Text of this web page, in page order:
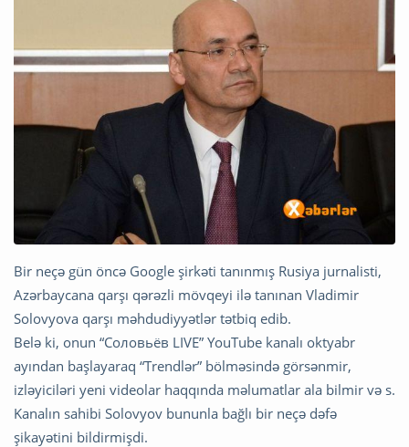
Bir neçə gün öncə Google şirkəti tanınmış Rusiya jurnalisti,
Azərbaycana qarşı qərəzli mövqeyi ilə tanınan Vladimir
Solovyova qarşı məhdudiyyətlər tətbiq edib.
Belə ki, onun “Соловьёв LIVE” YouTube kanalı oktyabr
ayından başlayaraq “Trendlər” bölməsində görsənmir,
izləyiciləri yeni videolar haqqında məlumatlar ala bilmir və s.
Kanalın sahibi Solovyov bununla bağlı bir neçə dəfə
şikayətini bildirmişdi.